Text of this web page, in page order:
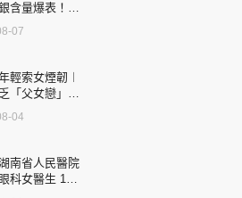
含量爆表！或
記憶力永久受
07
輕索女煙韌︱
「父女戀」
年齡差距最大
矚目有李龍
04
南省人民醫院
科女醫生 17
」片流出 動作